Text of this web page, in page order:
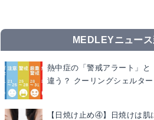
MEDLEYニュー
熱中症の「警戒アラート」
違う？ クーリングシェルター
【日焼け止め④】日焼けは肌